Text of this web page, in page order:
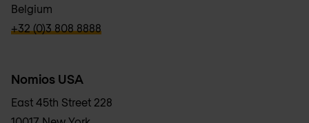
Belgium
verbb\hyper\links\Phone
+32 (0)3 808 8888
Nomios USA
East 45th Street 228